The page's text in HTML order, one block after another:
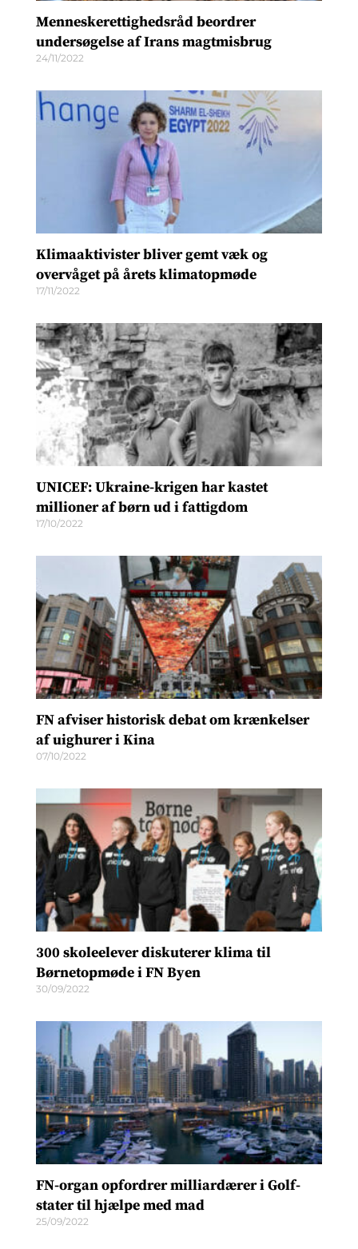
Menneskerettighedsråd beordrer
undersøgelse af Irans magtmisbrug
24/11/2022
Klimaaktivister bliver gemt væk og
overvåget på årets klimatopmøde
17/11/2022
UNICEF: Ukraine-krigen har kastet
millioner af børn ud i fattigdom
17/10/2022
FN afviser historisk debat om krænkelser
af uighurer i Kina
07/10/2022
300 skoleelever diskuterer klima til
Børnetopmøde i FN Byen
30/09/2022
FN-organ opfordrer milliardærer i Golf-
stater til hjælpe med mad
25/09/2022